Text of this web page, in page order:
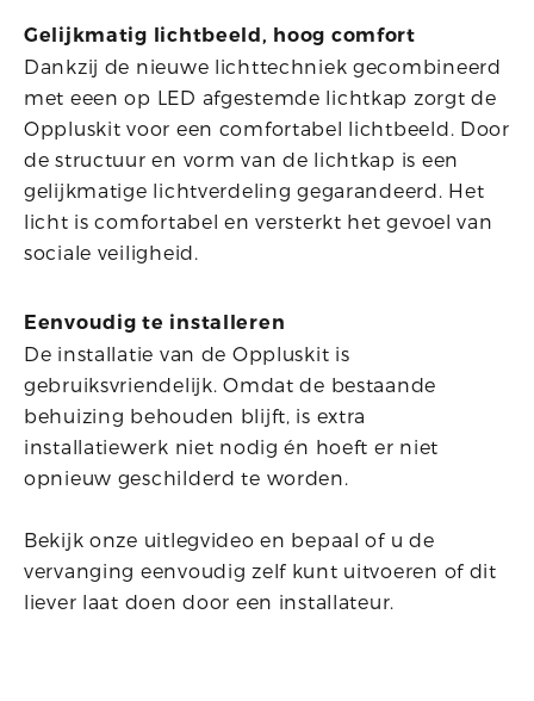
Gelijkmatig lichtbeeld, hoog comfort
Dankzij de nieuwe lichttechniek gecombineerd
met eeen op LED afgestemde lichtkap zorgt de
Oppluskit voor een comfortabel lichtbeeld. Door
de structuur en vorm van de lichtkap is een
gelijkmatige lichtverdeling gegarandeerd. Het
licht is comfortabel en versterkt het gevoel van
sociale veiligheid.
Eenvoudig te installeren
De installatie van de Oppluskit is
gebruiksvriendelijk. Omdat de bestaande
behuizing behouden blijft, is extra
installatiewerk niet nodig én hoeft er niet
opnieuw geschilderd te worden.
Bekijk onze uitlegvideo en bepaal of u de
vervanging eenvoudig zelf kunt uitvoeren of dit
liever laat doen door een installateur.